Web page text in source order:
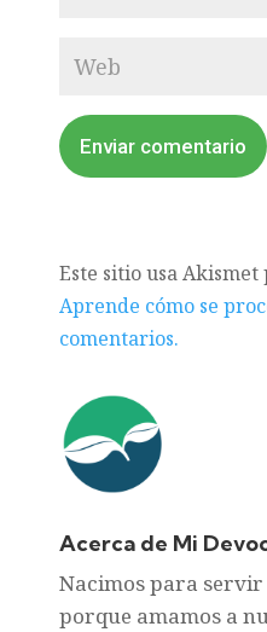
Enviar comentario
Este sitio usa
Aprende cómo se
comentarios.
Acerca de Mi
Nacimos para
porque amamos a